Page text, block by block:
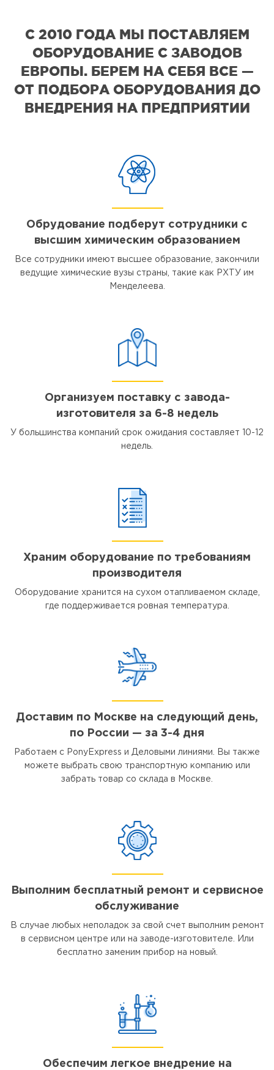
С 2010 ГОДА МЫ ПОСТАВЛЯЕМ
ОБОРУДОВАНИЕ С ЗАВОДОВ
ЕВРОПЫ. БЕРЕМ НА СЕБЯ ВСЕ —
ОТ ПОДБОРА ОБОРУДОВАНИЯ ДО
ВНЕДРЕНИЯ НА ПРЕДПРИЯТИИ
Обрудование подберут сотрудники с
высшим химическим образованием
Все сотрудники имеют высшее образование, закончили
ведущие химические вузы страны, такие как РХТУ им
Менделеева.
Организуем поставку с завода-
изготовителя за 6-8 недель
У большинства компаний срок ожидания составляет 10-12
недель.
Храним оборудование по требованиям
производителя
Оборудование хранится на сухом отапливаемом складе,
где поддерживается ровная температура.
Доставим по Москве на следующий день,
по России — за 3-4 дня
Работаем с PonyExpress и Деловыми линиями. Вы также
можете выбрать свою транспортную компанию или
забрать товар со склада в Москве.
Выполним бесплатный ремонт и сервисное
обслуживание
В случае любых неполадок за свой счет выполним ремонт
в сервисном центре или на заводе-изготовителе. Или
бесплатно заменим прибор на новый.
Обеспечим легкое внедрение на